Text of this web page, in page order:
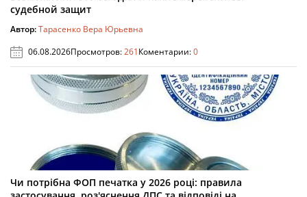
судебной защит
Автор:Тарасенко Вера Юрьевна
06.08.2026Просмотров:261Коментарии:0
Чи потрібна ФОП печатка у 2026 році: правила